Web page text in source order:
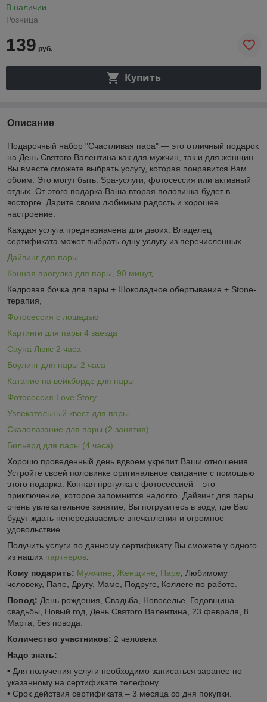
В наличии
Розница
139 руб.
Купить
Описание
Подарочный набор "Счастливая пара" ― это отличный подарок
на День Святого Валентина как для мужчин, так и для женщин.
Вы вместе сможете выбрать услугу, которая понравится Вам
обоим. Это могут быть: Spa-услуги, фотосессия или активный
отдых. От этого подарка Ваша вторая половинка будет в
восторге. Дарите своим любимым радость и хорошее
настроение.
Каждая услуга предназначена для двоих. Владелец
сертификата может выбрать одну услугу из перечисленных.
Дайвинг для пары
Конная прогулка для пары, 90 минут,
Кедровая бочка для пары + Шоколадное обертывание + Stone-
терапия,
Фотосессия с лошадью
Картинги для пары 4 заезда
Сауна Люкс 2 часа
Боулинг для пары 2 часа
Катание на вейкборде для пары
Фотосессия Love Story
Увлекательный квест для пары
Скалолазание для пары (2 занятия)
Бильярд для пары (4 часа)
Хорошо проведенный день вдвоем укрепит Ваши отношения.
Устройте своей половинке оригинальное свидание с помощью
этого подарка. Конная прогулка с фотосессией – это
приключение, которое запомнится надолго. Дайвинг для пары
очень увлекательное занятие, Вы погрузитесь в воду, где Вас
будут ждать непередаваемые впечатления и огромное
удовольствие.
Получить услуги по данному сертификату Вы сможете у одного
из наших партнеров
Кому подарить: Мужчине Женщине Паре , Любимому
человеку, Папе, Другу, Маме, Подруге, Коллеге по работе.
Повод: День рождения, Свадьба, Новоселье, Годовщина
свадьбы, Новый год, День Святого Валентина, 23 февраля, 8
Марта, без повода.
Количество участников: 2 человека
Надо знать:
• Для получения услуги необходимо записаться заранее по
указанному на сертификате телефону.
• Срок действия сертификата – 3 месяца со дня покупки.